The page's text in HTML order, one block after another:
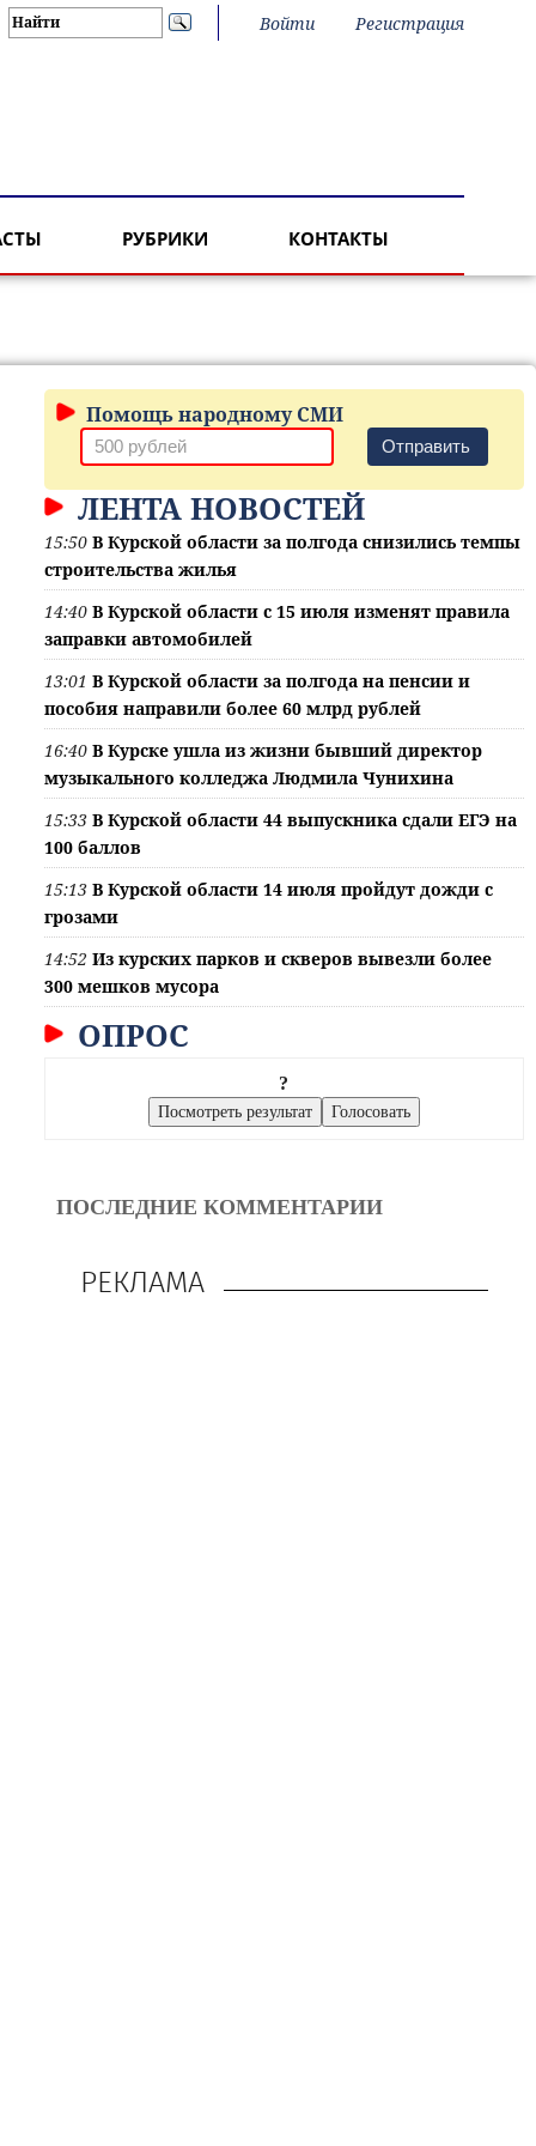
Войти Регистрация
РУБРИКИ КОНТАКТЫ
Помощь народному СМИ
Отправить
ЛЕНТА НОВОСТЕЙ
15:50 В Курской области за полгода снизились темпы
строительства жилья
14:40 В Курской области с 15 июля изменят правила
заправки автомобилей
13:01 В Курской области за полгода на пенсии и
пособия направили более 60 млрд рублей
16:40 В Курске ушла из жизни бывший директор
музыкального колледжа Людмила Чунихина
15:33 В Курской области 44 выпускника сдали ЕГЭ на
100 баллов
15:13 В Курской области 14 июля пройдут дожди с
грозами
14:52 Из курских парков и скверов вывезли более
300 мешков мусора
ОПРОС
?
ПОСЛЕДНИЕ КОММЕНТАРИИ
РЕКЛАМА